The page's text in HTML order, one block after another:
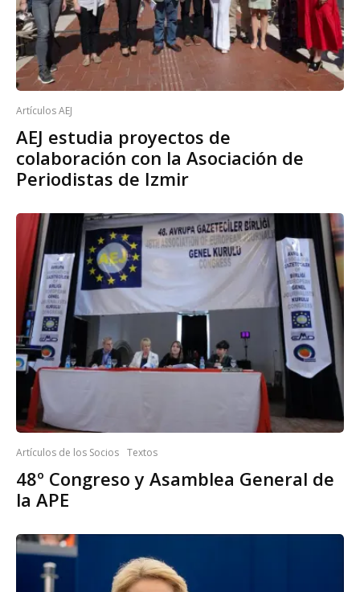
Artículos AEJ
AEJ estudia proyectos de
colaboración con la Asociación de
Periodistas de Izmir
Artículos de los Socios Textos
48º Congreso y Asamblea General de
la APE